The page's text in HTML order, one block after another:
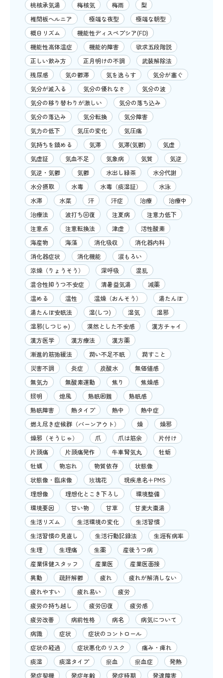
桃核承気湯
梅核気 梅雨
梨
椎間板ヘルニア
極端な夜型
極端な朝型
概日リズム
機能性ディスペプシア(FD)
機能性高体温症
機能的障害
欲求五段階説
正しい飲み方
正月明けの不調
武装解除法
残尿感
気の鬱滞 気を逸らす
気分が塞ぐ
気分が滅入る
気分の優れなさ
気分の波
気分の移り替わりが激しい
気分の落ち込み
気分の落込み
気分転換
気分障害
気力の低下
気圧の変化
気圧痛
気持ちを鎮める
気滞 気滞(気鬱)
気虚
気虚証
気血不足 気象病 気質
気逆
気逆・気鬱
気鬱 水出し緑茶
水分代謝
水分摂取
水毒 水毒（痰湿証）
水泳
水滞
水菜 汗 汗症 治療
治療中
治療法
波打ち回復 注夏病
注意力低下
注意点
注意転換法 津虚
活性酸素
海産物
海藻 消化吸収
消化器内科
消化器症状
消化機能
涙もろい
涼燥（りょうそう）
深呼吸
混乱
混合性抑うつ不安症
清暑益気湯
減薬
温める
温性 温燥（おんそう）
湯たんぽ
湯たんぽ安眠法
湿(しつ) 湿気
湿邪
湿邪(しつじゃ)
漠然とした不安感
漢方チャイ
漢方医学
漢方療法
漢方薬
漸進的筋弛緩法
潤い不足不眠
潤すこと
災害不調
炎症 炭酸水
無価値感
無気力
無酸素運動 焦り
焦燥感
照明
熄風 熟眠困難
熟眠感
熟眠障害
熱タイプ 熱中
熱中症
燃え尽き症候群（バーンアウト）
燥
燥邪
燥邪（そうじゃ）
爪 爪は筋余
片付け
片頭痛
片頭痛発作 牛車腎気丸
牡蛎
牡蠣
物忘れ 物質依存
状態像
状態像・臨床像
玫瑰花
現疾患名＋PMS
理想像
理想化とこき下ろし
環境整備
環境要因
甘い物 甘草
甘麦大棗湯
生活リズム
生活環境の変化
生活習慣
生活習慣の見直し
生活行動記録法
生涯有病率
生理
生理痛 生薬
産後うつ病
産業保健スタッフ
産業医
産業医面接
異動
疏肝解鬱 疲れ
疲れが解消しない
疲れやすい
疲れ易い
疲労
疲労の持ち越し
疲労回復
疲労感
疲労改善
病前性格 病名
病気について
病識
症状
症状のコントロール
症状の経過
症状悪化のリスク
痛み・痺れ
痰湿
痰湿タイプ 瘀血 瘀血症
発熱
発症契機
発症年齢 発症時期 発達障害